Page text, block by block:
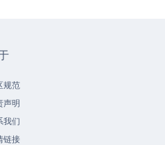
规范
声明
我们
链接